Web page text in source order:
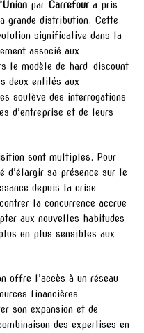
par Carrefour a pris
grande distribution. Cette
significative dans la
associé aux
le modèle de hard-discount
deux entités aux
soulève des interrogations
d’entreprise et de leurs
sont multiples. Pour
d’élargir sa présence sur le
depuis la crise
la concurrence accrue
aux nouvelles habitudes
en plus sensibles aux
offre l’accès à un réseau
financières
son expansion et de
des expertises en